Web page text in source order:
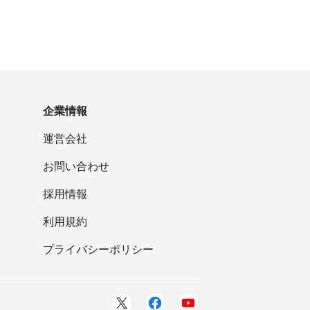
企業情報
運営会社
お問い合わせ
採用情報
利用規約
プライバシーポリシー